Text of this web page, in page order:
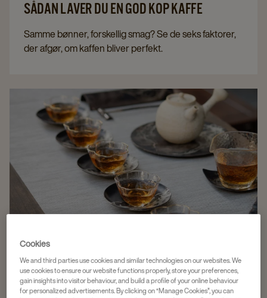
SÅDAN LAVER DU EN GOD KOP KAFFE
Samme bønner, forskellig smag? Se de seks faktorer,
der afgør, om kaffen bliver perfekt.
Cookies
We and third parties use cookies and similar technologies on our websites. We
use cookies to ensure our website functions properly, store your preferences,
gain insights into visitor behaviour, and build a profile of your online behaviour
for personalized advertisements. By clicking on “Manage Cookies”, you can